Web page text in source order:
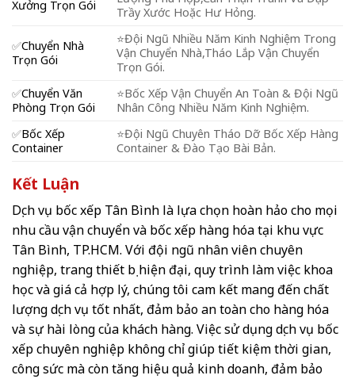
Xưởng Trọn Gói
Trầy Xước Hoặc Hư Hỏng.
✅Chuyển Nhà
Trọn Gói
⭐️Đội Ngũ Nhiều Năm Kinh Nghiệm Trong
Vận Chuyển Nhà,Tháo Lắp Vận Chuyển
Trọn Gói.
✅Chuyển Văn
Phòng Trọn Gói
⭐️Bốc Xếp Vận Chuyển An Toàn & Đội Ngũ
Nhân Công Nhiều Năm Kinh Nghiệm.
✅Bốc Xếp
Container
⭐️Đội Ngũ Chuyên Tháo Dỡ Bốc Xếp Hàng
Container & Đào Tạo Bài Bản.
Kết Luận
Dịch vụ bốc xếp Tân Bình là lựa chọn hoàn hảo cho mọi
nhu cầu vận chuyển và bốc xếp hàng hóa tại khu vực
Tân Bình, TP.HCM. Với đội ngũ nhân viên chuyên
nghiệp, trang thiết bị hiện đại, quy trình làm việc khoa
học và giá cả hợp lý, chúng tôi cam kết mang đến chất
lượng dịch vụ tốt nhất, đảm bảo an toàn cho hàng hóa
và sự hài lòng của khách hàng. Việc sử dụngdịch vụ bốc
xếpchuyên nghiệp không chỉ giúp tiết kiệm thời gian,
công sức mà còn tăng hiệu quả kinh doanh, đảm bảo